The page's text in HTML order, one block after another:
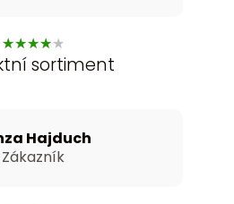
★★★★★
sortiment
Hajduch
Zákazník